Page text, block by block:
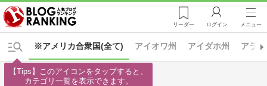
リーダー ログイン メニュー
※アメリカ合衆国(全て) アイオワ州 アイダホ州 アラ
【Tips】このアイコンをタップすると、
カテゴリ一覧を表示できます。